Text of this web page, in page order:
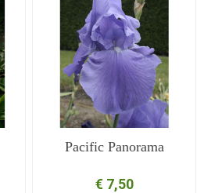
Pacific Panorama
€ 7,50